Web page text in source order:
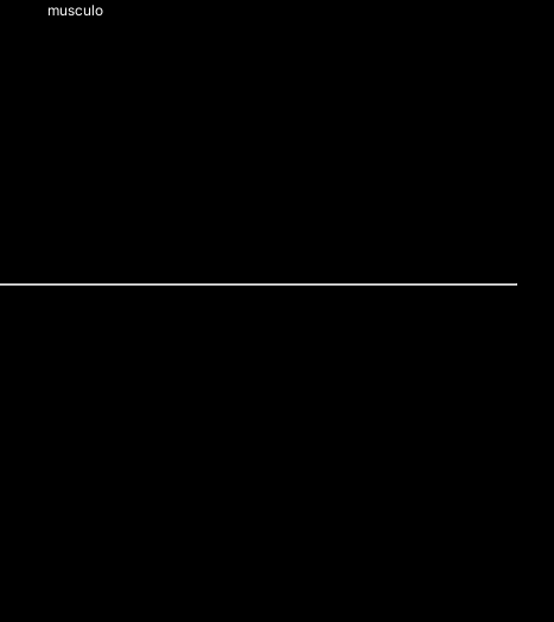
musculo